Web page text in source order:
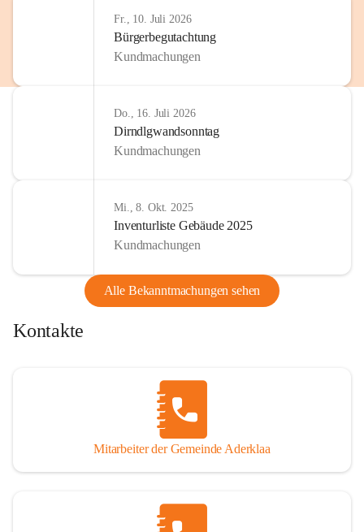
Fr., 10. Juli 2026
Bürgerbegutachtung
Kundmachungen
Do., 16. Juli 2026
Dirndlgwandsonntag
Kundmachungen
Mi., 8. Okt. 2025
Inventurliste Gebäude 2025
Kundmachungen
Alle Bekanntmachungen sehen
Kontakte
Mitarbeiter der Gemeinde Aderklaa